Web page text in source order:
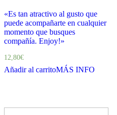
«Es tan atractivo al gusto que
puede acompañarte en cualquier
momento que busques
compañía. Enjoy!»
12,80€
Añadir al carritoMÁS INFO